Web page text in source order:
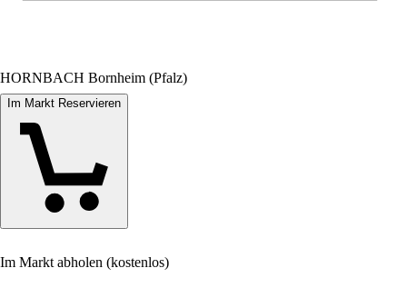
HORNBACH Bornheim (Pfalz)
Im Markt Reservieren
Im Markt abholen (kostenlos)